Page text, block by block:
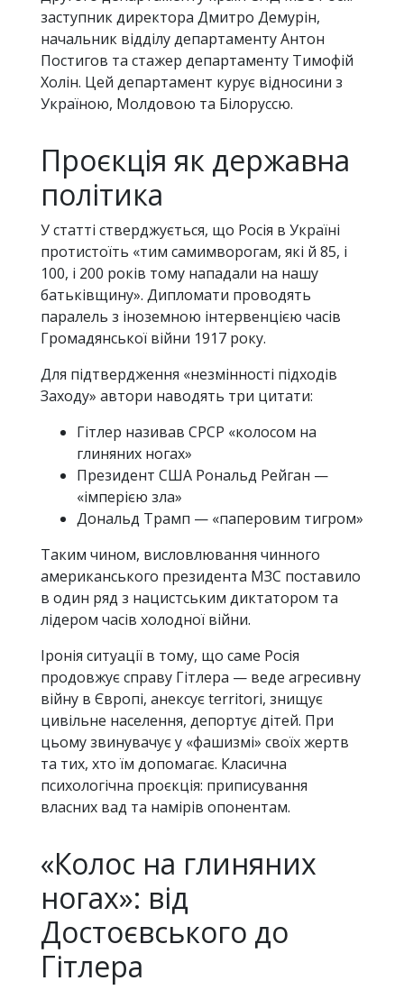
заступник директора Дмитро Демурін,
начальник відділу департаменту Антон
Постигов та стажер департаменту Тимофій
Холін. Цей департамент курує відносини з
Україною, Молдовою та Білоруссю.
Проєкція як державна
політика
У статті стверджується, що Росія в Україні
протистоїть «тим самимворогам, які й 85, і
100, і 200 років тому нападали на нашу
батьківщину». Дипломати проводять
паралель з іноземною інтервенцією часів
Громадянської війни 1917 року.
Для підтвердження «незмінності підходів
Заходу» автори наводять три цитати:
Гітлер називав СРСР «колосом на
глиняних ногах»
Президент США Рональд Рейган —
«імперією зла»
Дональд Трамп — «паперовим тигром»
Таким чином, висловлювання чинного
американського президента МЗС поставило
в один ряд з нацистським диктатором та
лідером часів холодної війни.
Іронія ситуації в тому, що саме Росія
продовжує справу Гітлера — веде агресивну
війну в Європі, анексує territori, знищує
цивільне населення, депортує дітей. При
цьому звинувачує у «фашизмі» своїх жертв
та тих, хто їм допомагає. Класична
психологічна проєкція: приписування
власних вад та намірів опонентам.
«Колос на глиняних
ногах»: від
Достоєвського до
Гітлера